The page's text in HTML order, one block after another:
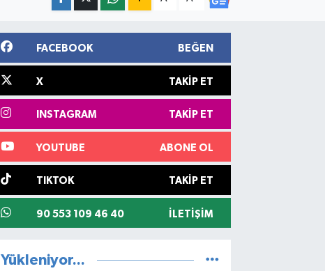
FACEBOOK BEĞEN
X TAKIP ET
INSTAGRAM TAKIP ET
YOUTUBE ABONE OL
TIKTOK TAKIP ET
90 553 109 46 40 İLETIŞIM
Yükleniyor...